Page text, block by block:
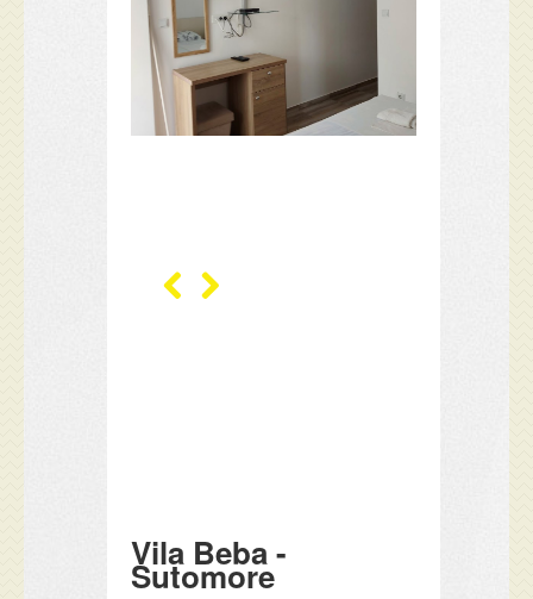
Vila Beba -
Sutomore